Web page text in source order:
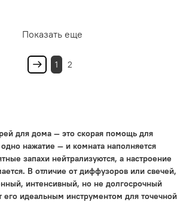
Показать еще
1 2
для дома — это скорая помощь для
нажатие — и комната наполняется
запахи нейтрализуются, а настроение
В отличие от диффузоров или свечей,
интенсивный, но не долгосрочный
его идеальным инструментом для точечной